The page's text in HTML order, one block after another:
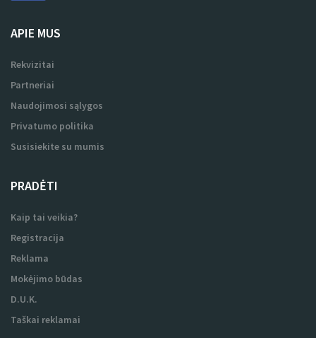
APIE MUS
Rekvizitai
Partneriai
Naudojimosi sąlygos
Privatumo politika
Susisiekite su mumis
PRADĖTI
Kaip tai veikia?
Registracija
Reklama
Mokėjimo būdas
D.U.K.
Taškai reklamai